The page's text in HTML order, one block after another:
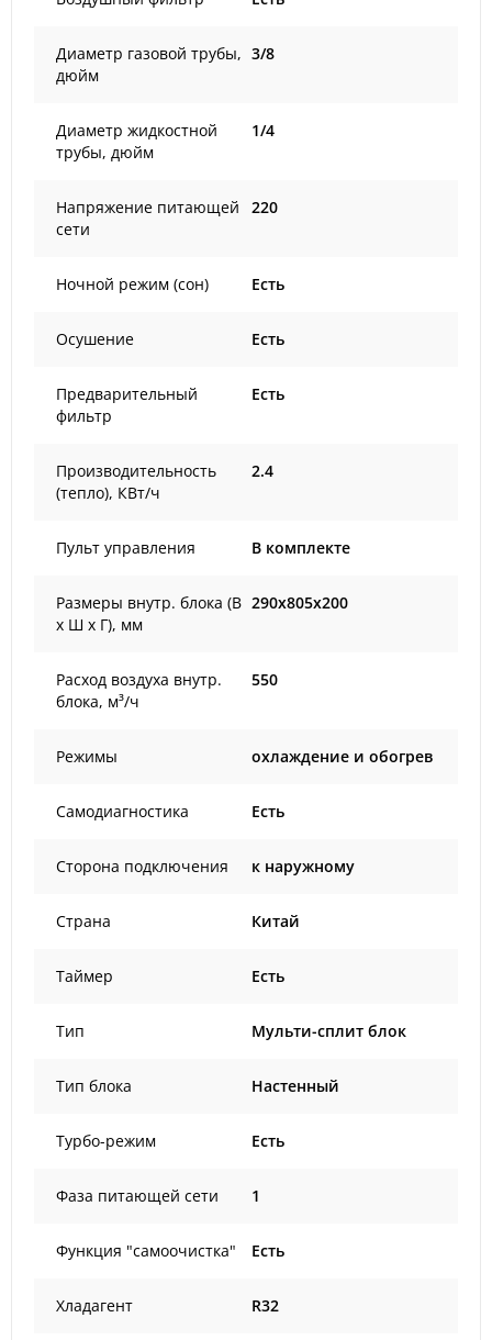
Диаметр газовой трубы,
дюйм
3/8
Диаметр жидкостной
трубы, дюйм
1/4
Напряжение питающей
сети
220
Ночной режим (сон) Есть
Осушение Есть
Предварительный
фильтр
Есть
Производительность
(тепло), КВт/ч
2.4
Пульт управления В комплекте
Размеры внутр. блока (В
х Ш х Г), мм
290x805x200
Расход воздуха внутр.
блока, м³/ч
550
Режимы охлаждение и обогрев
Самодиагностика Есть
Сторона подключения к наружному
Страна Китай
Таймер Есть
Тип Мульти-сплит блок
Тип блока Настенный
Турбо-режим Есть
Фаза питающей сети 1
Функция "самоочистка" Есть
Хладагент R32